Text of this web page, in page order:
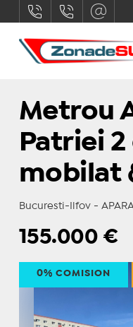
Metrou
Patriei
mobilat
Bucuresti-Ilfov -
155.000 €
0% COMISION